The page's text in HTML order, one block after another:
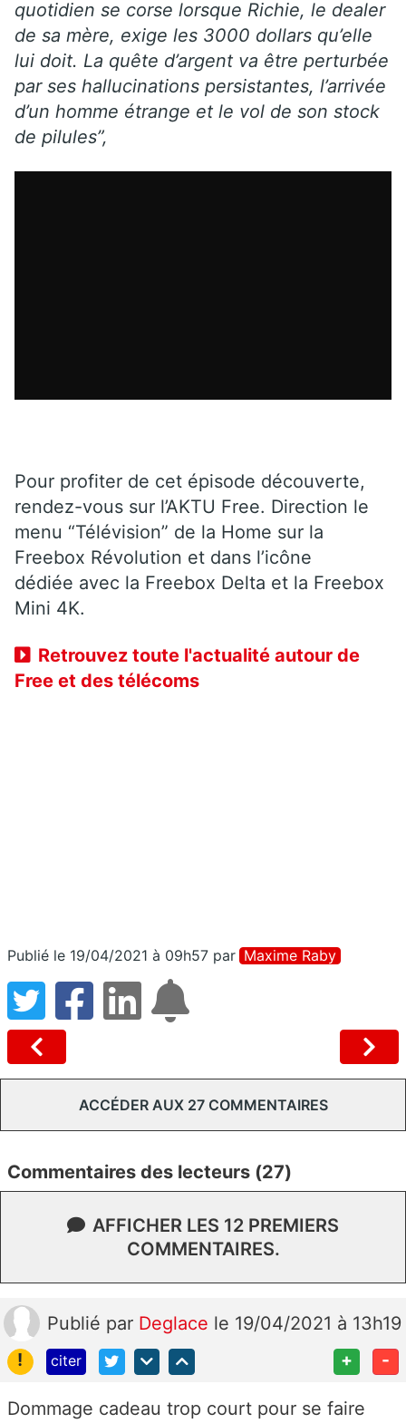
quotidien se corse lorsque Richie, le dealer
de sa mère, exige les 3000 dollars qu’elle
lui doit. La quête d’argent va être perturbée
par ses hallucinations persistantes, l’arrivée
d’un homme étrange et le vol de son stock
de pilules”,
Pour profiter de cet épisode découverte,
rendez-vous sur l’AKTU Free. Direction le
menu “Télévision” de la Home sur la
Freebox Révolution et dans l’icône
dédiée avec la Freebox Delta et la Freebox
Mini 4K.
Retrouvez toute l'actualité autour de
Free et des télécoms
Publié le 19/04/2021 à 09h57 par Maxime Raby
ACCÉDER AUX 27 COMMENTAIRES
Commentaires des lecteurs (27)
AFFICHER LES 12 PREMIERS
COMMENTAIRES.
Publié par Deglace le 19/04/2021 à 13h19
!
citer + -
Dommage cadeau trop court pour se faire